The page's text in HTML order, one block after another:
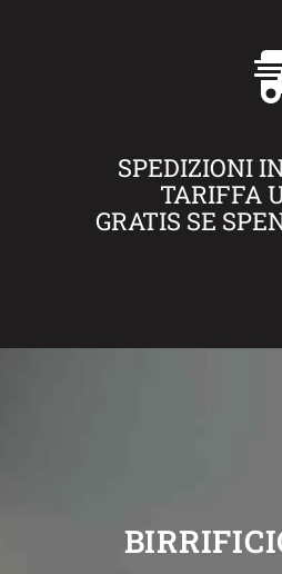
SPEDIZIONI
TARIFFA
GRATIS SE